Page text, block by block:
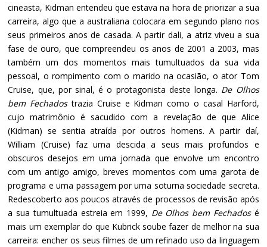
cineasta, Kidman entendeu que estava na hora de priorizar a sua
carreira, algo que a australiana colocara em segundo plano nos
seus primeiros anos de casada. A partir dali, a atriz viveu a sua
fase de ouro, que compreendeu os anos de 2001 a 2003, mas
também um dos momentos mais tumultuados da sua vida
pessoal, o rompimento com o marido na ocasião, o ator Tom
Cruise, que, por sinal, é o protagonista deste longa. De Olhos
bem Fechadostrazia Cruise e Kidman como o casal Harford,
cujo matrimônio é sacudido com a revelação de que Alice
(Kidman) se sentia atraída por outros homens. A partir daí,
William (Cruise) faz uma descida a seus mais profundos e
obscuros desejos em uma jornada que envolve um encontro
com um antigo amigo, breves momentos com uma garota de
programa e uma passagem por uma soturna sociedade secreta.
Redescoberto aos poucos através de processos de revisão após
a sua tumultuada estreia em 1999, De Olhos bem Fechados é
mais um exemplar do que Kubrick soube fazer de melhor na sua
carreira: encher os seus filmes de um refinado uso da linguagem